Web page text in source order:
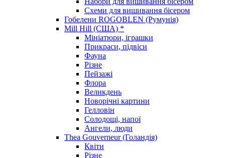
Схеми для вишивання бісером
Гобелени ROGOBLEN (Румунія)
Mill Hill (США) *
Мініатюри, іграшки
Прикраси, підвіси
Фауна
Різне
Пейзажі
Флора
Великдень
Новорічні картини
Гелловін
Солодощі, напої
Ангели, люди
Thea Gouverneur (Голандія)
Квіти
Різне